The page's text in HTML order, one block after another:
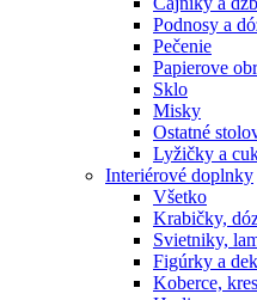
Podnosy a
Pečenie
Papierove
Sklo
Misky
Ostatné
Lyžičky a
Interiérové doplnky
Všetko
Krabičky,
Svietniky,
Figúrky a
Koberce,